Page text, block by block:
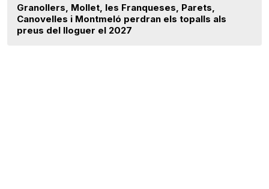
Granollers, Mollet, les Franqueses, Parets,
Canovelles i Montmeló perdran els topalls als
preus del lloguer el 2027